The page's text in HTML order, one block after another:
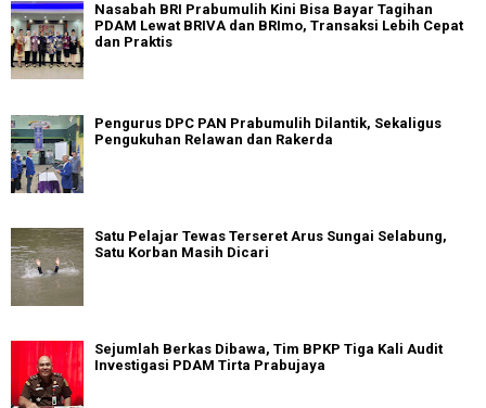
Nasabah BRI Prabumulih Kini Bisa Bayar Tagihan
PDAM Lewat BRIVA dan BRImo, Transaksi Lebih Cepat
dan Praktis
Pengurus DPC PAN Prabumulih Dilantik, Sekaligus
Pengukuhan Relawan dan Rakerda
Satu Pelajar Tewas Terseret Arus Sungai Selabung,
Satu Korban Masih Dicari
Sejumlah Berkas Dibawa, Tim BPKP Tiga Kali Audit
Investigasi PDAM Tirta Prabujaya